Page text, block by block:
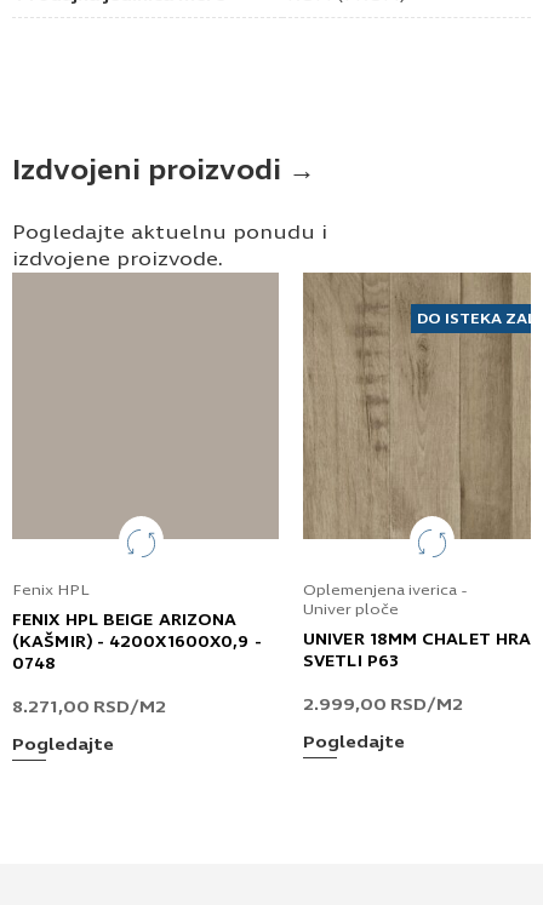
Izdvojeni proizvodi →
Pogledajte aktuelnu ponudu i
izdvojene proizvode.
Fenix HPL
FENIX HPL BEIGE ARIZONA
(KAŠMIR) - 4200X1600X0,9 -
0748
8.271,00 RSD/M2
Pogledajte
DO ISTEKA
Oplemenjena iverica -
Univer ploče
UNIVER 18MM CHALET
SVETLI P63
2.999,00 RSD/M2
Pogledajte